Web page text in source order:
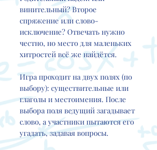
винительный? Второе
спряжение или слово-
исключение? Отвечать нужно
честно, но место для маленьких
хитростей всё же найдётся.
Игра проходит на двух полях (по
выбору): существительные или
глаголы и местоимения. После
выбора поля ведущий загадывает
слово, а участники пытаются его
угадать, задавая вопросы.